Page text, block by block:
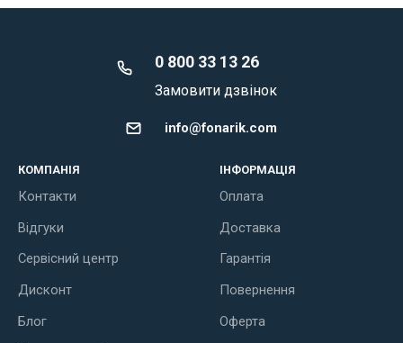
0 800 33 13 26
Замовити дзвінок
info@fonarik.com
КОМПАНІЯ
Контакти
Відгуки
Сервісний центр
Дисконт
Блог
ІНФОРМАЦІЯ
Оплата
Доставка
Гарантія
Повернення
Оферта